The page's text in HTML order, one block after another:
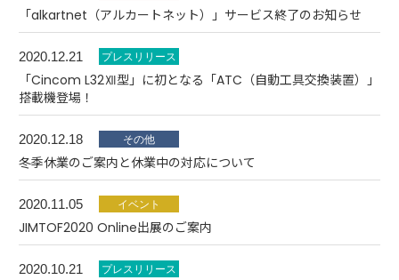
「alkartnet（アルカートネット）」サービス終了のお知らせ
2020.12.21
「Cincom L32Ⅻ型」に初となる「ATC（自動工具交換装置）」
搭載機登場！
2020.12.18
冬季休業のご案内と休業中の対応について
2020.11.05
JIMTOF2020 Online出展のご案内
2020.10.21